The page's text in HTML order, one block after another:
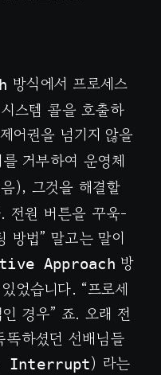
방식에서 프로세스
스템 콜을 호출하
제어권을 넘기지 않을
거부하여 운영체
), 그것을 해결할
전원 버튼을 꾸욱-
방법” 말고는 말이
Approach 방
었습니다. “프로세
경우” 죠. 오래 전
하셨던 선배님들
Interrupt) 라는